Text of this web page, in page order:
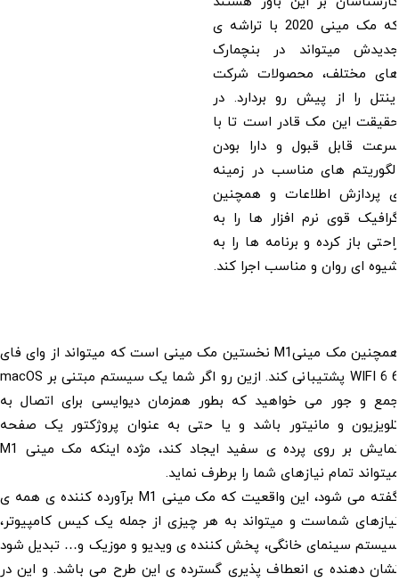
که مک مینی 2020 با تراشه ی
میتواند در بنچمارک
مختلف، محصولات شرکت
را از پیش رو بردارد. در
این مک قادر است تا با
قابل قبول و دارا بودن
های مناسب در زمینه
اطلاعات و همچنین
قوی نرم افزار ها را به
باز کرده و برنامه ها را به
ای روان و مناسب اجرا کند.
همچنین مک مینیM1 نخستین مک مینی است که میتواند از وای فای
6 WIFI 6 پشتیبانی کند. ازین رو اگر شما یک سیستم مبتنی بر macOS
و جور می خواهید که بطور همزمان دیوایسی برای اتصال به
و مانیتور باشد و یا حتی به عنوان پروژکتور یک صفحه
نمایش بر روی پرده ی سفید ایجاد کند، مژده اینکه مک مینی M1
تمام نیازهای شما را برطرف نماید.
گفته می شود، این واقعیت که مک مینی M1 برآورده کننده ی همه ی
شماست و میتواند به هر چیزی از جمله یک کیس کامپیوتر،
سینمای خانگی، پخش کننده ی ویدیو و موزیک و… تبدیل شود
دهنده ی انعطاف پذیری گسترده ی این طرح می باشد. و این در